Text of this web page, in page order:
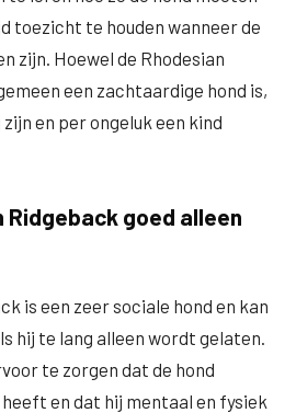
toezicht te houden wanneer de
zijn. Hoewel de Rhodesian
een zachtaardige hond is,
en per ongeluk een kind
Ridgeback goed alleen
is een zeer sociale hond en kan
hij te lang alleen wordt gelaten.
te zorgen dat de hond
en dat hij mentaal en fysiek